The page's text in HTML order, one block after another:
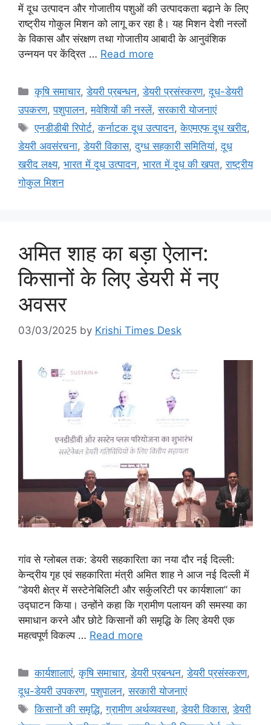
में दूध उत्पादन और गोजातीय पशुओं की उत्पादकता बढ़ाने के लिए
राष्ट्रीय गोकुल मिशन को लागू कर रहा है। यह मिशन देशी नस्लों
के विकास और संरक्षण तथा गोजातीय आबादी के आनुवंशिक
उन्नयन पर केंद्रित … Read more
कृषि समाचार,डेयरी प्रबन्धन,डेयरी प्रसंस्करण,दूध-डेयरी
उपकरण,पशुपालन,मवेशियों की नस्लें,सरकारी योजनाएं
एनडीडीबी रिपोर्ट,कर्नाटक दूध उत्पादन,केएमएफ दूध खरीद,
डेयरी अवसंरचना,डेयरी विकास,दुग्ध सहकारी समितियां,दूध
खरीद लक्ष्य, भारत में दूध उत्पादन, भारत में दूध की खपत,राष्ट्रीय
गोकुल मिशन
अमित शाह का बड़ा ऐलान:
किसानों के लिए डेयरी में नए
अवसर
03/03/2025 by Krishi Times Desk
गांव से ग्लोबल तक: डेयरी सहकारिता का नया दौर नई दिल्ली:
केन्द्रीय गृह एवं सहकारिता मंत्री अमित शाह ने आज नई दिल्ली में
“डेयरी क्षेत्र में सस्टेनेबिलिटी और सर्कुलरिटी पर कार्यशाला” का
उद्घाटन किया। उन्होंने कहा कि ग्रामीण पलायन की समस्या का
समाधान करने और छोटे किसानों की समृद्धि के लिए डेयरी एक
महत्वपूर्ण विकल्प … Read more
कार्यशालाएं,कृषि समाचार,डेयरी प्रबन्धन,डेयरी प्रसंस्करण,
दूध-डेयरी उपकरण,पशुपालन,सरकारी योजनाएं
किसानों की समृद्धि,ग्रामीण अर्थव्यवस्था,डेयरी विकास,डेयरी